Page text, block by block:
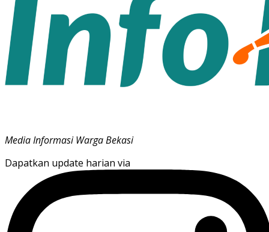
Media Informasi Warga Bekasi
Dapatkan update harian via